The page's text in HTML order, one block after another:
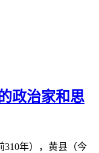
政治家和思
310年），黄县（今